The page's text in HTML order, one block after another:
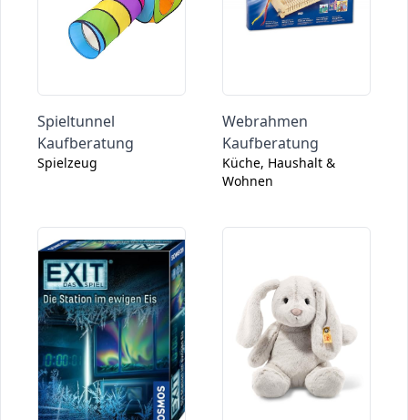
Spieltunnel
Kaufberatung
Spielzeug
Webrahmen
Kaufberatung
Küche, Haushalt &
Wohnen